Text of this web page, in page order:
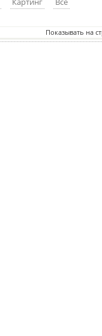
Показывать на